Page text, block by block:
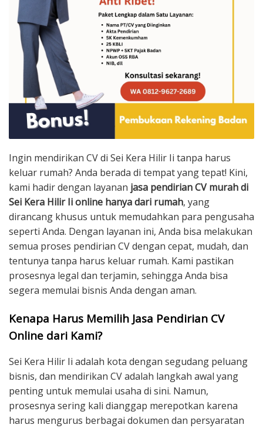
Ingin mendirikan CV di Sei Kera Hilir Ii tanpa harus
keluar rumah? Anda berada di tempat yang tepat! Kini,
kami hadir dengan layanan jasa pendirian CV murah di
Sei Kera Hilir Ii online hanya dari rumah, yang
dirancang khusus untuk memudahkan para pengusaha
seperti Anda. Dengan layanan ini, Anda bisa melakukan
semua proses pendirian CV dengan cepat, mudah, dan
tentunya tanpa harus keluar rumah. Kami pastikan
prosesnya legal dan terjamin, sehingga Anda bisa
segera memulai bisnis Anda dengan aman.
Kenapa Harus Memilih Jasa Pendirian CV
Online dari Kami?
Sei Kera Hilir Ii adalah kota dengan segudang peluang
bisnis, dan mendirikan CV adalah langkah awal yang
penting untuk memulai usaha di sini. Namun,
prosesnya sering kali dianggap merepotkan karena
harus mengurus berbagai dokumen dan persyaratan